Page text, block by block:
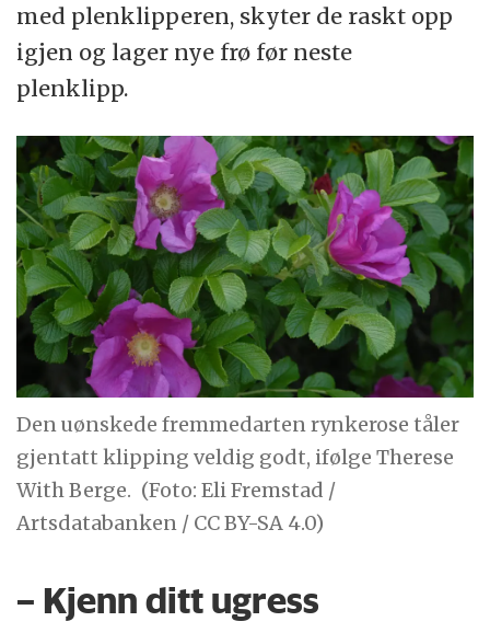
med plenklipperen, skyter de raskt opp
igjen og lager nye frø før neste
plenklipp.
Den uønskede fremmedarten rynkerose tåler
gjentatt klipping veldig godt, ifølge Therese
With Berge. (Foto: Eli Fremstad /
Artsdatabanken / CC BY-SA 4.0)
– Kjenn ditt ugress